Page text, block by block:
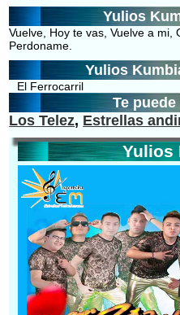
Yulios
Vuelve, Hoy te vas, Vuelve a mi,
Perdoname.
Yulios
El Ferrocarril
Te
Los Telez, Estrellas
Yulios